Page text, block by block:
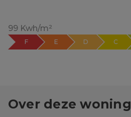
99 Kwh/m²
F E D C
Over deze woning